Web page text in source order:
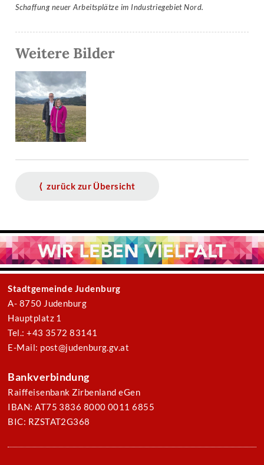
Schaffung neuer Arbeitsplätze im Industriegebiet Nord.
Weitere Bilder
⟨ zurück zur Übersicht
Stadtgemeinde Judenburg
A- 8750 Judenburg
Hauptplatz 1
Tel.: +43 3572 83141
E-Mail: post@judenburg.gv.at
Bankverbindung
Raiffeisenbank Zirbenland eGen
IBAN: AT75 3836 8000 0011 6855
BIC: RZSTAT2G368